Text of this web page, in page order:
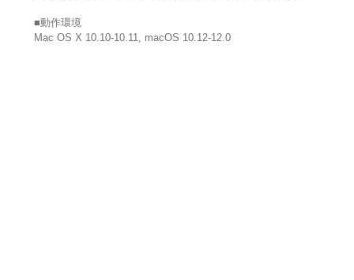
■動作環境
Mac OS X 10.10-10.11, macOS 10.12-12.0